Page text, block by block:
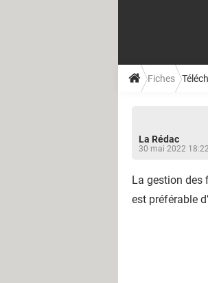
Fiches
La Rédac
30 mai 2022
La gestion des
est préférable